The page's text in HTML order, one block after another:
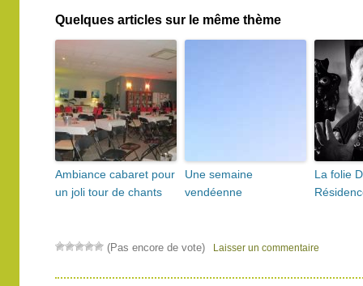
Quelques articles sur le même thème
Ambiance cabaret pour
un joli tour de chants
Une semaine
vendéenne
La folie
(Pas encore de vote) Laisser un commentaire